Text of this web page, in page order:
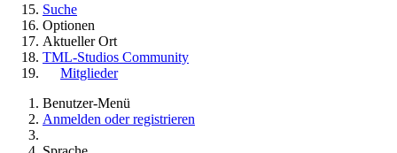
Suche
Optionen
Aktueller Ort
TML-Studios Community
Mitglieder
Benutzer-Menü
Anmelden oder registrieren